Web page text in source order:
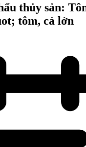
thủy sản:
tôm, cá lớn